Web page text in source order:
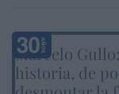
Marcelo
historia, de